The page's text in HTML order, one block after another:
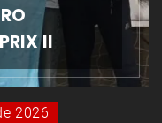
II
2026